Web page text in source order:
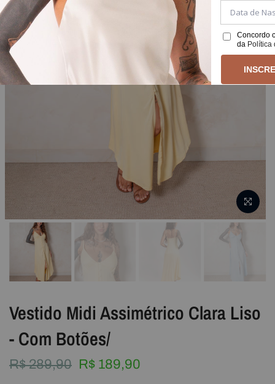
Vestido Midi Assimétrico Clara Liso
- Com Botões/
R$ 289,90 R$ 189,90
Concordo
da Política